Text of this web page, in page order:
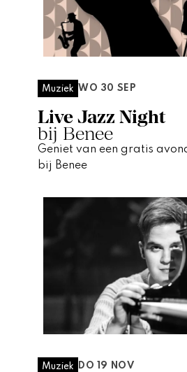
Muziek WO 30 SEP
Live Jazz Night
bij Benee
Geniet van een gratis
bij Benee
Muziek DO 19 NOV